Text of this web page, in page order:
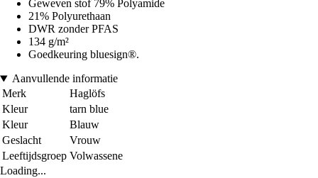
Geweven stof 79% Polyamide
21% Polyurethaan
DWR zonder PFAS
134 g/m²
Goedkeuring bluesign®.
Aanvullende informatie
Merk
Haglöfs
Kleur
tarn blue
Kleur
Blauw
Geslacht
Vrouw
Leeftijdsgroep Volwassene
Loading...